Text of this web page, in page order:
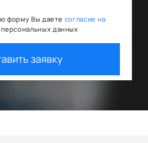
форму Вы даете согласие на
персональных данных
заявку